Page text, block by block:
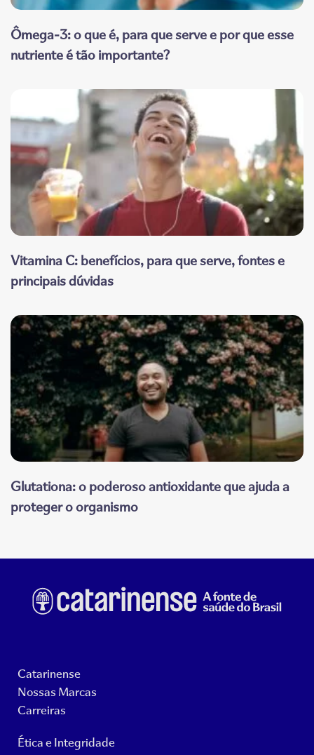
Ômega-3: o que é, para que serve e por que esse
nutriente é tão importante?
Vitamina C: benefícios, para que serve, fontes e
principais dúvidas
Glutationa: o poderoso antioxidante que ajuda a
proteger o organismo
Catarinense
Nossas Marcas
Carreiras
Ética e Integridade